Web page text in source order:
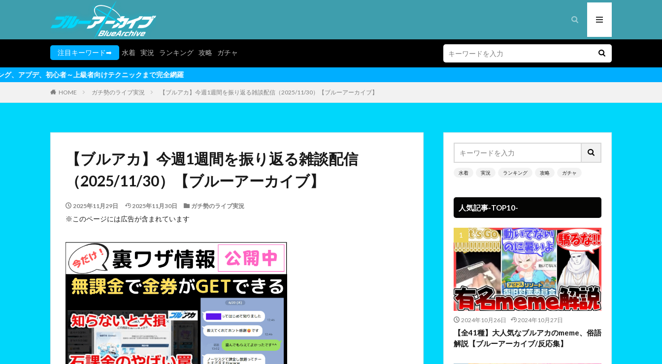
注目キーワード➡ 水着 実況 ランキング 攻略 ガチャ
級者向けテクニックまで完全網羅
HOME ガチ勢のライブ実況 【ブルアカ】今週1週間を振り返る雑談配信（2025/11/30）【ブルーアーカイブ】
【ブルアカ】今週1週間を振り返る雑談配信
（2025/11/30）【ブルーアーカイブ】
2025年11月29日 2025年11月30日 ガチ勢のライブ実況
※このページには広告が含まれています
水着 実況 ランキング 攻略 ガチャ
人気記事-TOP10-
2024年10月26日 2024年10月27日
【全41種】大人気なブルアカのmeme、俗語
解説【ブルーアーカイブ/反応集】